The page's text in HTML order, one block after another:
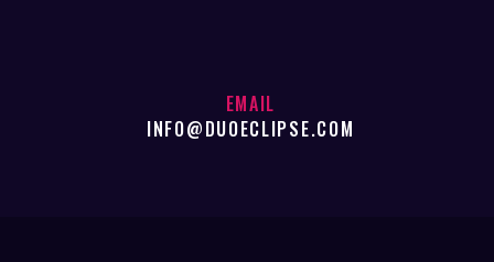
EMAIL
INFO@DUOECLIPSE.COM